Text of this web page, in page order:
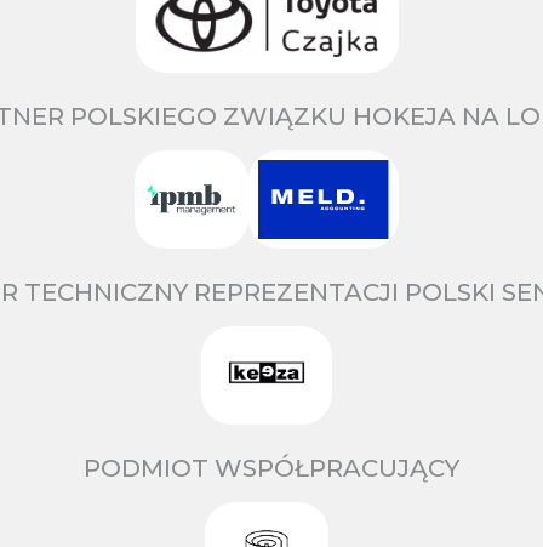
POLSKIEGO ZWIĄZKU HOKEJA NA
TECHNICZNY REPREZENTACJI POLSKI
PODMIOT WSPÓŁPRACUJĄCY